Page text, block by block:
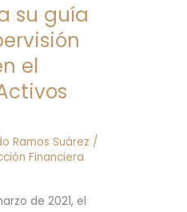
su guía
el
Ramos Suárez /
Financiera
de 2021, el